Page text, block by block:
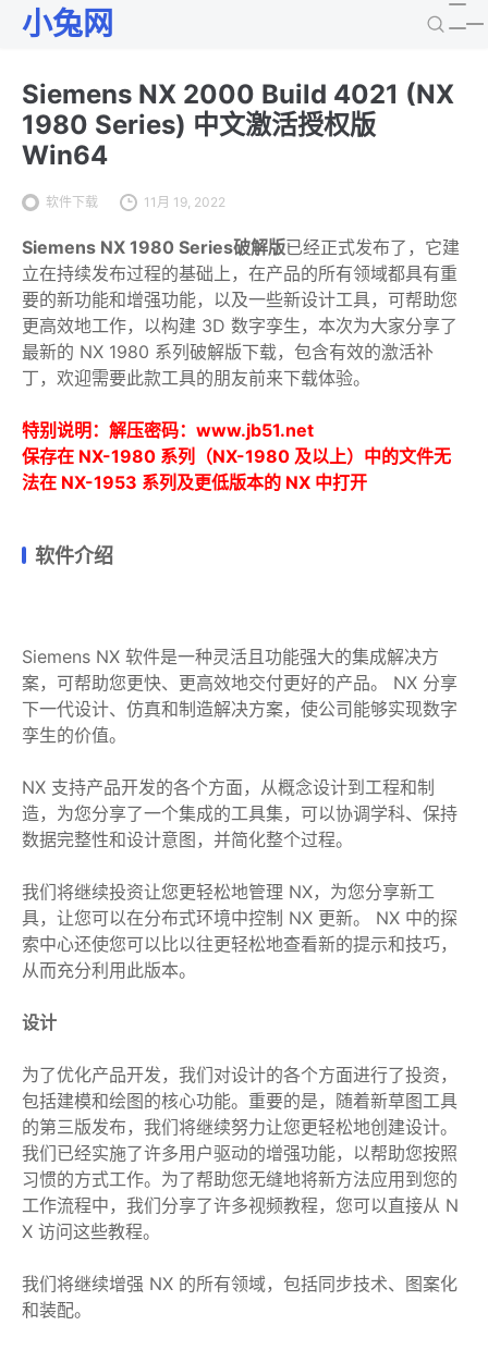
小兔网
Siemens NX 2000 Build 4021 (NX
1980 Series) 中文激活授权版
Win64
软件下载 11月 19, 2022
Siemens NX 1980 Series破解版已经正式发布了，它建
立在持续发布过程的基础上，在产品的所有领域都具有重
要的新功能和增强功能，以及一些新设计工具，可帮助您
更高效地工作，以构建 3D 数字孪生，本次为大家分享了
最新的 NX 1980 系列破解版下载，包含有效的激活补
丁，欢迎需要此款工具的朋友前来下载体验。
特别说明：解压密码：www.jb51.net
保存在 NX-1980 系列（NX-1980 及以上）中的文件无
法在 NX-1953 系列及更低版本的 NX 中打开
软件介绍
Siemens NX 软件是一种灵活且功能强大的集成解决方
案，可帮助您更快、更高效地交付更好的产品。 NX 分享
下一代设计、仿真和制造解决方案，使公司能够实现数字
孪生的价值。
NX 支持产品开发的各个方面，从概念设计到工程和制
造，为您分享了一个集成的工具集，可以协调学科、保持
数据完整性和设计意图，并简化整个过程。
我们将继续投资让您更轻松地管理 NX，为您分享新工
具，让您可以在分布式环境中控制 NX 更新。 NX 中的探
索中心还使您可以比以往更轻松地查看新的提示和技巧，
从而充分利用此版本。
设计
为了优化产品开发，我们对设计的各个方面进行了投资，
包括建模和绘图的核心功能。重要的是，随着新草图工具
的第三版发布，我们将继续努力让您更轻松地创建设计。
我们已经实施了许多用户驱动的增强功能，以帮助您按照
习惯的方式工作。为了帮助您无缝地将新方法应用到您的
工作流程中，我们分享了许多视频教程，您可以直接从 N
X 访问这些教程。
我们将继续增强 NX 的所有领域，包括同步技术、图案化
和装配。